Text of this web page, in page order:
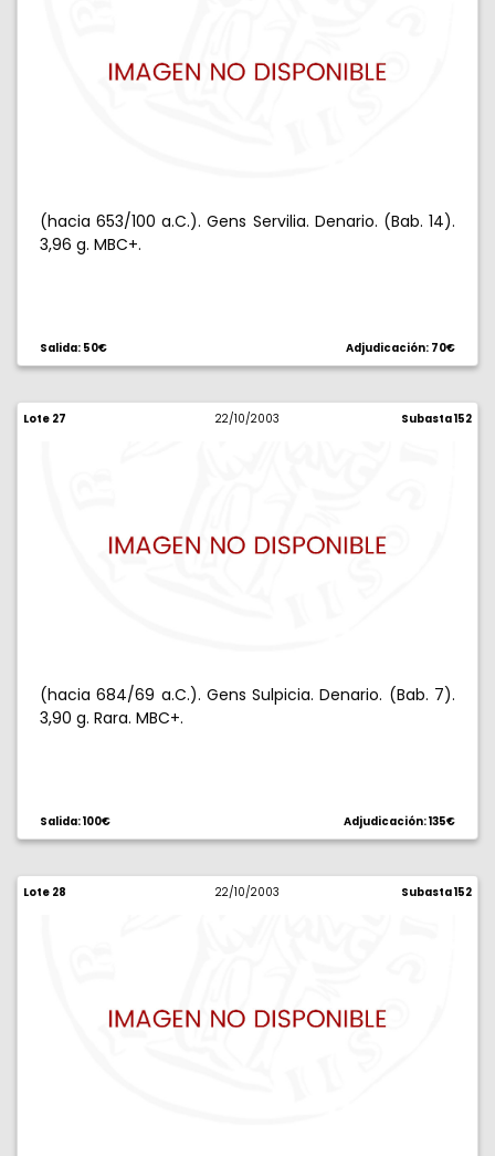
(hacia 653/100 a.C.). Gens Servilia. Denario. (Bab. 14).
3,96 g. MBC+.
Salida: 50€ Adjudicación: 70€
Lote 27 22/10/2003 Subasta 152
(hacia 684/69 a.C.). Gens Sulpicia. Denario. (Bab. 7).
3,90 g. Rara. MBC+.
Salida: 100€ Adjudicación: 135€
Lote 28 22/10/2003 Subasta 152